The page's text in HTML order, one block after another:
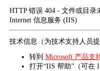
HTTP 错误 404 - 文件或目录
Internet 信息服务 (IIS)
技术信息（为技术支持人员提
转到 Microsoft 产品支
打开“IIS 帮助”（可在